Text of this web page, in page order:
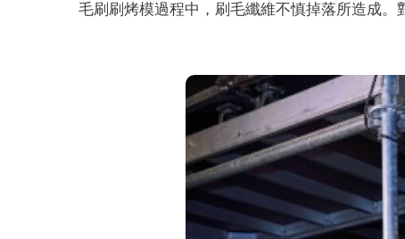
毛刷刷烤模過程中，刷毛纖維不慎掉落所造成。